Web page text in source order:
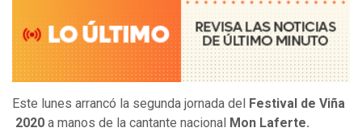
Este lunes arrancó la segunda jornada del
Festival de Viña
2020 a manos de la cantante nacional Mon Laferte.